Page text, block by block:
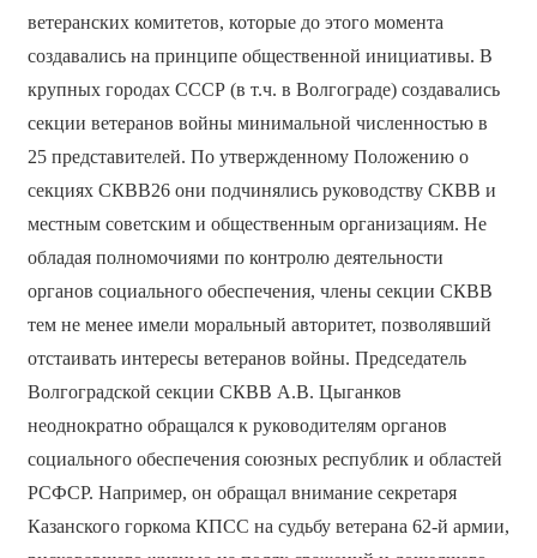
ветеранских комитетов, которые до этого момента
создавались на принципе общественной инициативы. В
крупных городах СССР (в т.ч. в Волгограде) создавались
секции ветеранов войны минимальной численностью в
25 представителей. По утвержденному Положению о
секциях СКВВ26 они подчинялись руководству СКВВ и
местным советским и общественным организациям. Не
обладая полномочиями по контролю деятельности
органов социального обеспечения, члены секции СКВВ
тем не менее имели моральный авторитет, позволявший
отстаивать интересы ветеранов войны. Председатель
Волгоградской секции СКВВ А.В. Цыганков
неоднократно обращался к руководителям органов
социального обеспечения союзных республик и областей
РСФСР. Например, он обращал внимание секретаря
Казанского горкома КПСС на судьбу ветерана 62-й армии,